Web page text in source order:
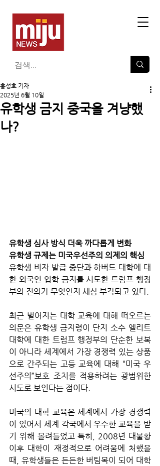
유학생 금지 중국을 겨냥했
나?
홍성호 기자
2025년 6월 10일
유학생 심사 방식 더욱 까다롭게 변화
유학생 규제는 미국우선주의 의제의 핵심
유학생 비자 발급 중단과 하버드 대학에 대
한 외국인 입학 금지를 시도한 트럼프 행정
부의 진의가 무엇인지 새삼 부각되고 있다.
최근 벌어지는 대학 교육에 대해 떠오르는
의문은 유학생 금지령이 단지 소수 엘리트
대학에 대한 트럼프 행정부의 단순한 보복
이 아니라 세계에서 가장 경쟁력 있는 상품
으로 간주되는 고등 교육에 대해 “미국 우
선주의”보호 조치를 적용하려는 광범위한
시도로 보인다는 점이다.
미국의 대학 교육은 세계에서 가장 경쟁력
이 있어서 세계 각국에서 우수한 교육을 받
기 위해 몰려들었고 특히, 2008년 대불황
이후 대학이 재정적으로 어려움에 처했을
때, 유학생들은 든든한 버팀목이 되어 대학